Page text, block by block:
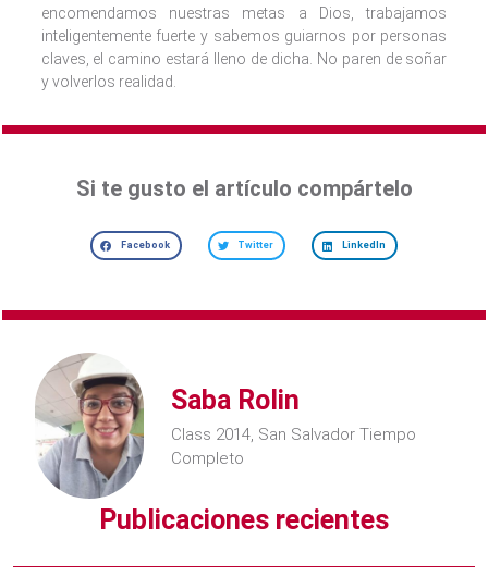
encomendamos nuestras metas a Dios, trabajamos
inteligentemente fuerte y sabemos guiarnos por personas
claves, el camino estará lleno de dicha. No paren de soñar
y volverlos realidad.
Si te gusto el artículo compártelo
Facebook Twitter LinkedIn
Saba Rolin
Class 2014, San Salvador Tiempo
Completo
Publicaciones recientes